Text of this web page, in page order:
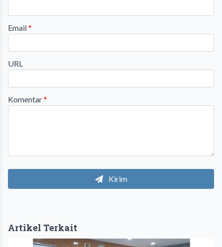
Email*
URL
Komentar*
Kirim
Artikel Terkait